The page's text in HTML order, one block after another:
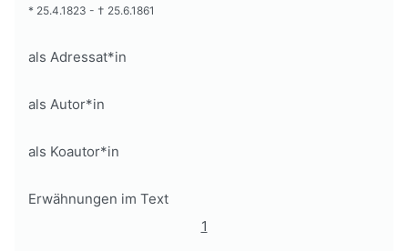
* 25.4.1823 - † 25.6.1861
als Adressat*in
als Autor*in
als Koautor*in
Erwähnungen im Text
1